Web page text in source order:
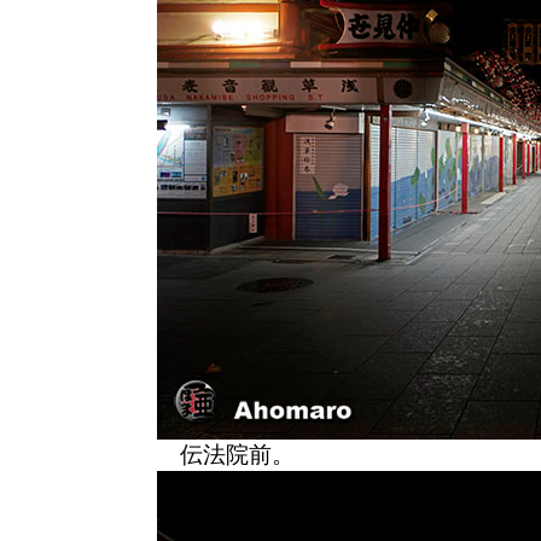
伝法院前。